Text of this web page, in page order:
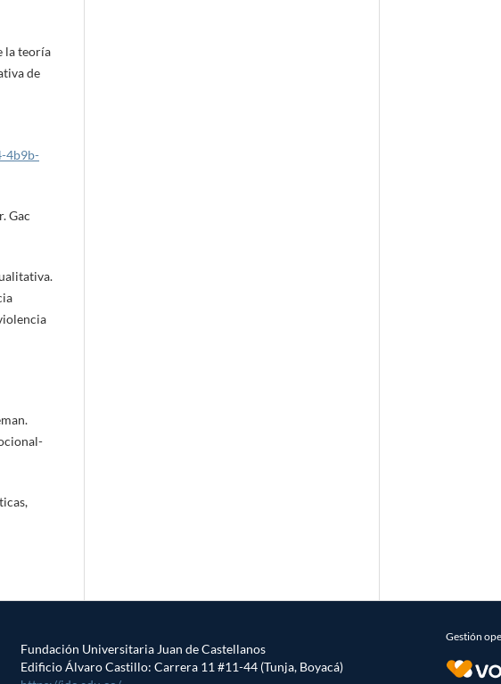
la teoría
de
4b9b-
Gac
Fundación Universitaria Juan de Castellanos
Edificio Álvaro Castillo: Carrera 11 #11-44 (Tunja, Boyacá)
Gestión